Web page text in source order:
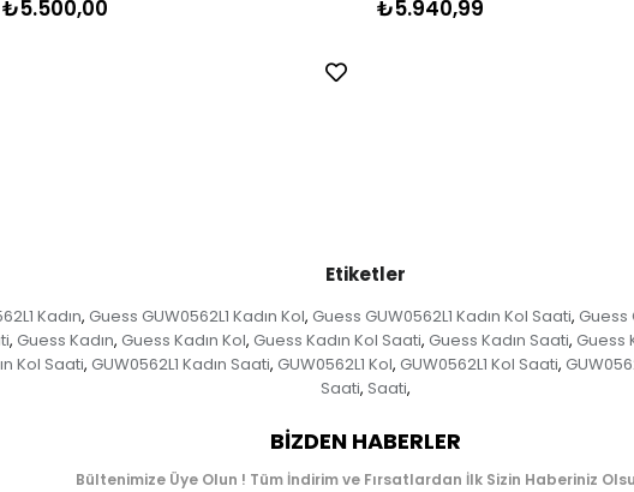
₺5.500,00 ₺5.940,99
Etiketler
Kadın, Guess GUW0562L1 Kadın Kol, Guess GUW0562L1 Kadın Kol Saati, Guess
, Guess Kadın, Guess Kadın Kol, Guess Kadın Kol Saati, Guess Kadın Saati, Guess
Kol Saati, GUW0562L1 Kadın Saati, GUW0562L1 Kol, GUW0562L1 Kol Saati,
Saati, Saati,
BIZDEN HABERLER
Bültenimize Üye Olun ! Tüm İndirim ve Fırsatlardan İlk Sizin Haberiniz